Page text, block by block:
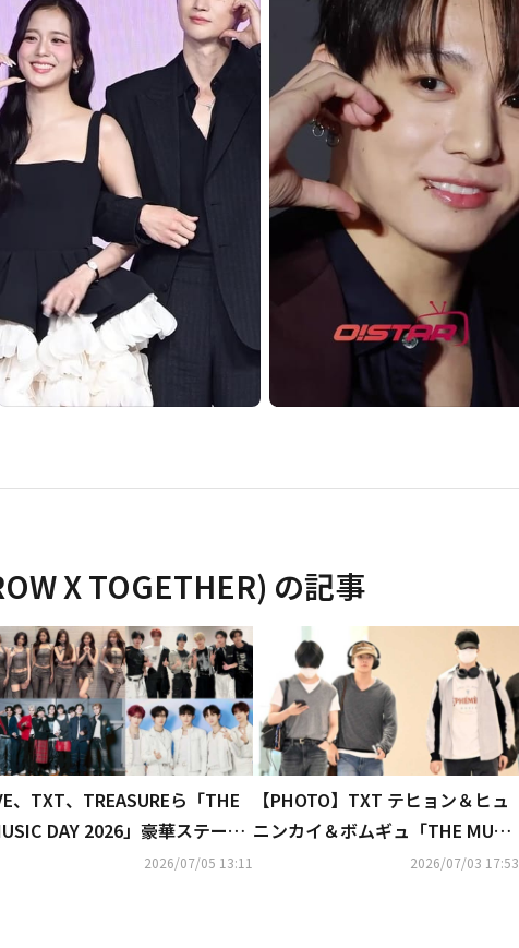
X TOGETHER) の記事
、TXT、TREASUREら「THE
DAY 2026」豪華ステージ
が話題…記念ショットも続々
2026/07/05 13:11
【PHOTO】TXT テヒョン＆ヒュ
ニンカイ＆ボムギュ「THE MUSI
C DAY 2026」出演のため日本
2026/07/03 17:53